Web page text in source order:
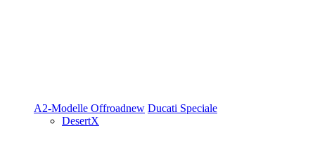
A2-Modelle Offroadnew Ducati Speciale
DesertX